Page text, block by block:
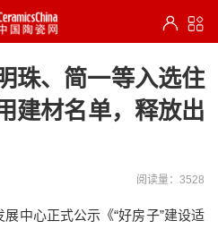
珠、简一等入选住
建材名单，释放出
阅读量：3528
中心正式公示《“好房子”建设适